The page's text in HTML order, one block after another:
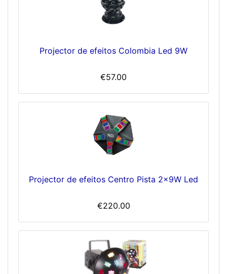
Projector de efeitos Colombia Led 9W
€57.00
Projector de efeitos Centro Pista 2x9W Led
€220.00